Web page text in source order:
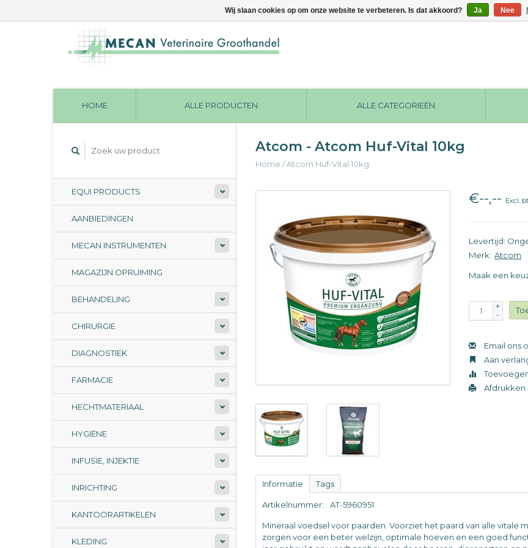
HOME ALLE PRODUCTEN ALLE CATEGORIEËN
EQUI PRODUCTS
AANBIEDINGEN
MECAN INSTRUMENTEN
MAGAZIJN OPRUIMING
BEHANDELING
CHIRURGIE
DIAGNOSTIEK
FARMACIE
HECHTMATERIAAL
HYGIËNE
INFUSIE, INJEKTIE
INRICHTING
KANTOORARTIKELEN
KLEDING
Atcom - Atcom Huf-Vital 10kg
Home /Atcom Huf-Vital 10kg
€--,-- Excl.
Levertijd:
Merk: Atcom
Maak een
+
-
Email ons
Aan
Afdrukken
Informatie Tags
Artikelnummer: AT-5960951
Mineraal voedsel voor paarden. Voorziet het paard van alle vitale
zorgen voor een beter welzijn, optimale hoeven en een goed
Wij slaan cookies op om onze website te verbeteren. Is dat akkoord? Ja Nee